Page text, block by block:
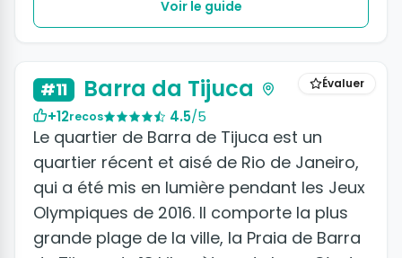
Voir le guide
Évaluer
#11 Barra da Tijuca
+12recos 4.5/5
Le quartier de Barra de Tijuca est un
quartier récent et aisé de Rio de Janeiro,
qui a été mis en lumière pendant les Jeux
Olympiques de 2016. Il comporte la plus
grande plage de la ville, la Praia de Barra